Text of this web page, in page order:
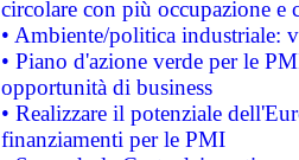
circolare con più occupazione e
• Ambiente/politica industriale:
• Piano d'azione verde per le
opportunità di business
• Realizzare il potenziale
finanziamenti per le PMI